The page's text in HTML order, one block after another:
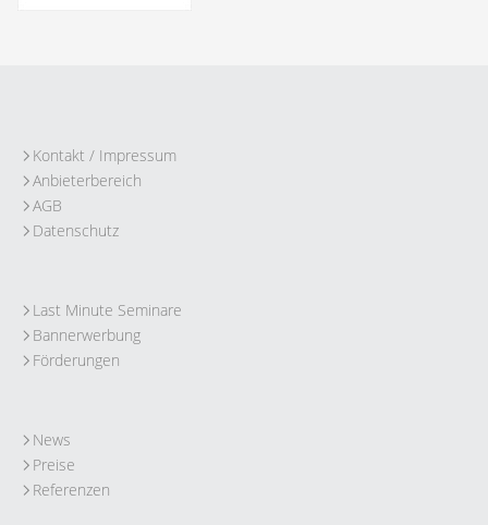
Kontakt / Impressum
Anbieterbereich
AGB
Datenschutz
Last Minute Seminare
Bannerwerbung
Förderungen
News
Preise
Referenzen